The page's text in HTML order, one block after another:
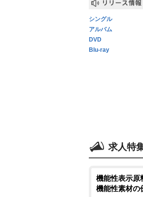
シングル
アルバム
DVD
Blu-ray
求人特
機能性表示原
機能性素材の